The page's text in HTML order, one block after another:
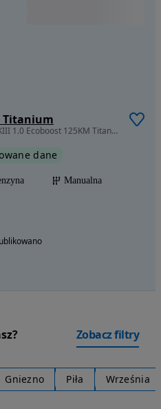
Titanium
999 cm3 • 125 KM • Ford Focus MKIII 1.0 Ecoboost 125KM Titanium 2017r Polski Salon
dane
Manualna
Zobacz filtry
Gniezno Piła Września